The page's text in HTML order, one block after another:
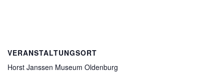
VERANSTALTUNGSORT
Horst Janssen Museum Oldenburg